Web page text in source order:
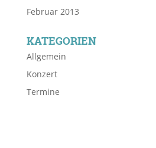
Februar 2013
KATEGORIEN
Allgemein
Konzert
Termine